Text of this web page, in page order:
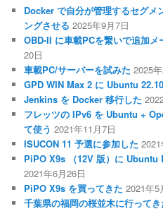
Docker で自分が管理するセグメ
ングさせる 2025年9月7日
OBD-II に車載PCを繋いで追加メ
20日
車載PC/サーバーを試みた 2025
GPD WIN Max 2 に Ubuntu
Jenkins を Docker 移行した
フレッツの IPv6 を Ubuntu +
て使う 2021年11月7日
ISUCON 11 予選に参加した
PiPO X9s （12V 版）に Ubuntu
2021年6月26日
PiPO X9s を買ってきた 2021年5
千葉県の福岡の桜並木に行ってき